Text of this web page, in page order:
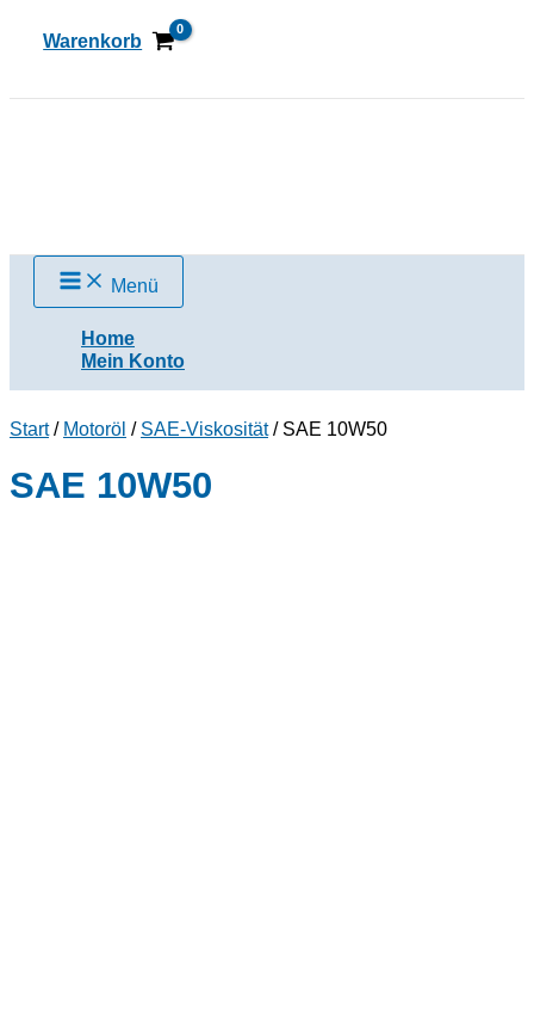
InhaltWarenkorb
Menü
Home
Mein Konto
Start/ Motoröl / SAE-Viskosität/ SAE 10W50
SAE 10W50